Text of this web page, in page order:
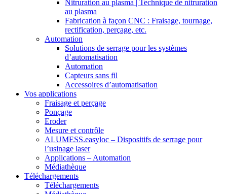
Nitruration au plasma | Technique de nitruration
au plasma
Fabrication à façon CNC : Fraisage, tournage,
rectification, perçage, etc.
Automation
Solutions de serrage pour les systèmes
d’automatisation
Automation
Capteurs sans fil
Accessoires d’automatisation
Vos applications
Fraisage et perçage
Ponçage
Eroder
Mesure et contrôle
ALUMESS.easyloc – Dispositifs de serrage pour
l’usinage laser
Applications – Automation
Médiathèque
Téléchargements
Téléchargements